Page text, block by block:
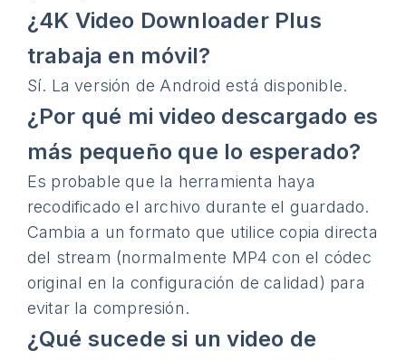
¿4K Video Downloader Plus
trabaja en móvil?
Sí. La versión de Android está disponible.
¿Por qué mi video descargado es
más pequeño que lo esperado?
Es probable que la herramienta haya
recodificado el archivo durante el guardado.
Cambia a un formato que utilice copia directa
del stream (normalmente MP4 con el códec
original en la configuración de calidad) para
evitar la compresión.
¿Qué sucede si un video de